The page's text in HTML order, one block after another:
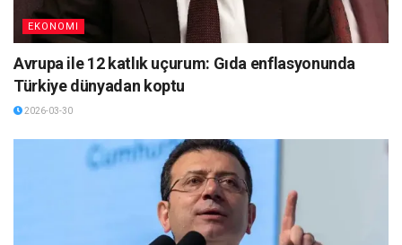
EKONOMI
Avrupa ile 12 katlık uçurum: Gıda enflasyonunda
Türkiye dünyadan koptu
2026-03-30